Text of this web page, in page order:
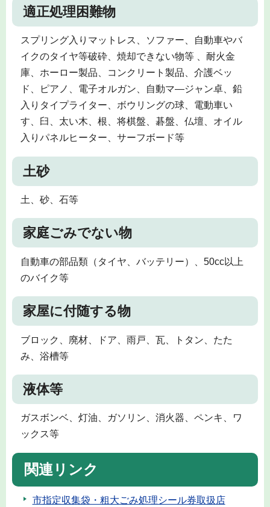
適正処理困難物
スプリング入りマットレス、ソファー、自動車やバ
イクのタイヤ等破砕、焼却できない物等 、耐火金
庫、ホーロー製品、コンクリート製品、介護ベッ
ド、ピアノ、電子オルガン、自動マ―ジャン卓、鉛
入りタイプライター、ボウリングの球、電動車い
す、臼、太い木、根、将棋盤、碁盤、仏壇、オイル
入りパネルヒーター、サーフボード等
土砂
土、砂、石等
家庭ごみでない物
自動車の部品類（タイヤ、バッテリー）、50cc以上
のバイク等
家屋に付随する物
ブロック、廃材、ドア、雨戸、瓦、トタン、たた
み、浴槽等
液体等
ガスボンベ、灯油、ガソリン、消火器、ペンキ、ワ
ックス等
関連リンク
市指定収集袋・粗大ごみ処理シール券取扱店